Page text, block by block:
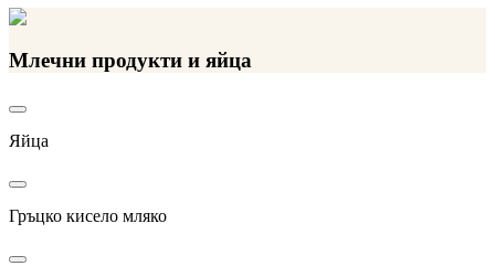
Млечни продукти и яйца
Яйца
Гръцко кисело мляко